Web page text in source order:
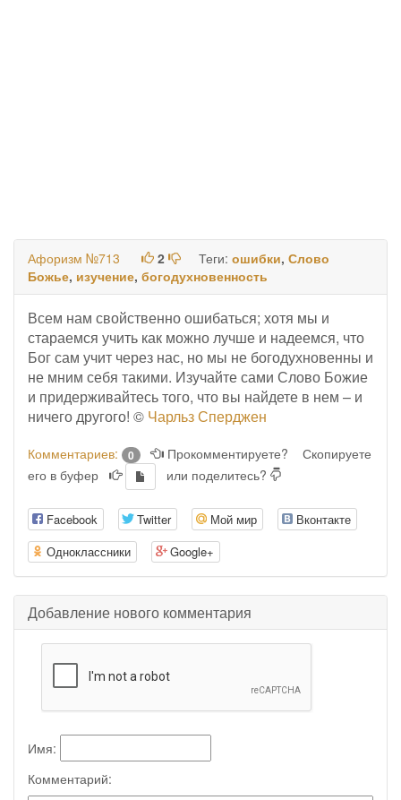
Афоризм №713 2 Теги: ошибки, Слово
Божье, изучение, богодухновенность
Всем нам свойственно ошибаться; хотя мы и
стараемся учить как можно лучше и надеемся, что
Бог сам учит через нас, но мы не богодухновенны и
не мним себя такими. Изучайте сами Слово Божие
и придерживайтесь того, что вы найдете в нем – и
ничего другого! © Чарльз Сперджен
Комментариев: 0 Прокомментируете?
Скопируете
его в буфер
или поделитесь?
Facebook Twitter Мой мир
Вконтакте
Одноклассники
Google+
Добавление нового комментария
Имя:
Комментарий: